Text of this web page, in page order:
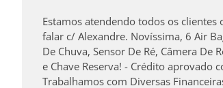
Estamos atendendo todos os
falar c/ Alexandre. Novíssima, 6 Air
De Chuva, Sensor De Ré, Câmera De
e Chave Reserva! - Crédito aprovado
Trabalhamos com Diversas